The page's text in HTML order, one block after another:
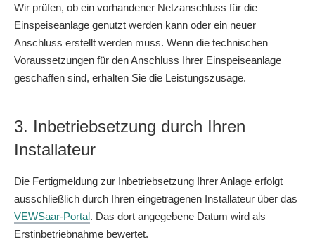
Wir prüfen, ob ein vorhandener Netzanschluss für die
Einspeiseanlage genutzt werden kann oder ein neuer
Anschluss erstellt werden muss. Wenn die technischen
Voraussetzungen für den Anschluss Ihrer Einspeiseanlage
geschaffen sind, erhalten Sie die Leistungszusage.
3. Inbetriebsetzung durch Ihren
Installateur
Die Fertigmeldung zur Inbetriebsetzung Ihrer Anlage erfolgt
ausschließlich durch Ihren eingetragenen Installateur über das
VEWSaar-Portal. Das dort angegebene Datum wird als
Erstinbetriebnahme bewertet.